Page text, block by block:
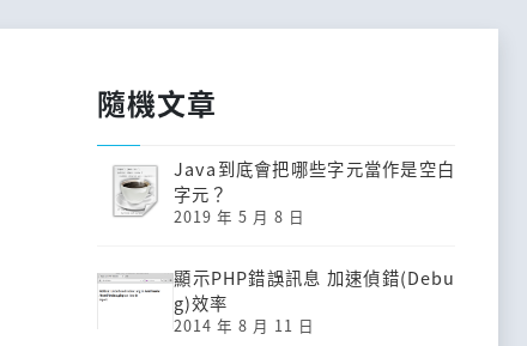
隨機文章
Java到底會把哪些字元當作是空白
字元？
2019 年 5 月 8 日
顯示PHP錯誤訊息 加速偵錯(Debu
g)效率
2014 年 8 月 11 日